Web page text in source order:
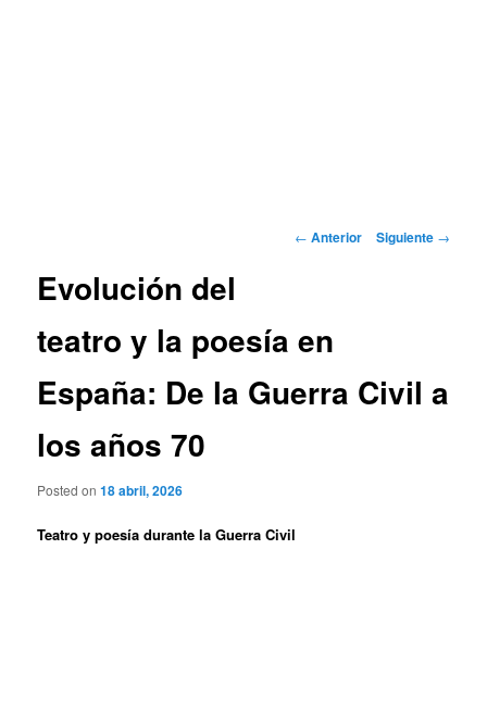
Navegación
← Anterior Siguiente →
Evolución del
teatro y la poesía en
España: De la Guerra Civil a
los años 70
Posted on18 abril, 2026
Teatro y poesía durante la Guerra Civil